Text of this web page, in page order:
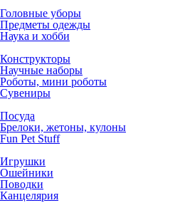
Головные уборы
Предметы одежды
Наука и хобби
Конструкторы
Научные наборы
Роботы, мини роботы
Сувениры
Посуда
Брелоки, жетоны, кулоны
Fun Pet Stuff
Игрушки
Ошейники
Поводки
Канцелярия